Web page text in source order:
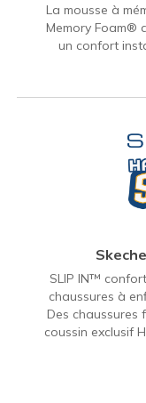
La mousse à
Memory Foam®
un confort
SLIP IN™
chaussures à
Des chaussures
coussin exclusif